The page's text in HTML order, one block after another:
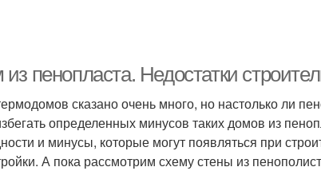
пенопласта. Недостатки
сказано очень много, но настолько ли
определенных минусов таких домов из
и минусы, которые могут появляться при
А пока рассмотрим схему стены из